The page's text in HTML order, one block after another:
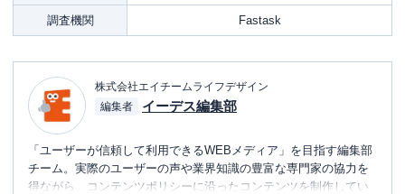
調査機関 Fastask
株式会社エイチームライフデザイン
編集者
イーデス編集部
「ユーザーが信頼して利用できるWEBメディア」を目指す編集部
チーム。実際のユーザーの声や業界知識の豊富な専門家の協力を
得ながら、コンテンツポリシーに沿ったコンテンツを制作してい